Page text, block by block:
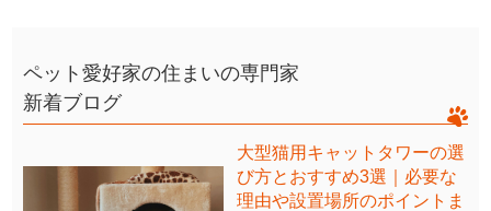
ペット愛好家の住まいの専門家
新着ブログ
大型猫用キャットタワーの選
び方とおすすめ3選｜必要な
理由や設置場所のポイントま